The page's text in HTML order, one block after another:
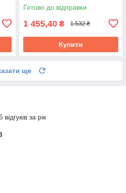
Готово до відправки
1 455,40 ₴ 1 532 ₴
Купити
ще
за рік